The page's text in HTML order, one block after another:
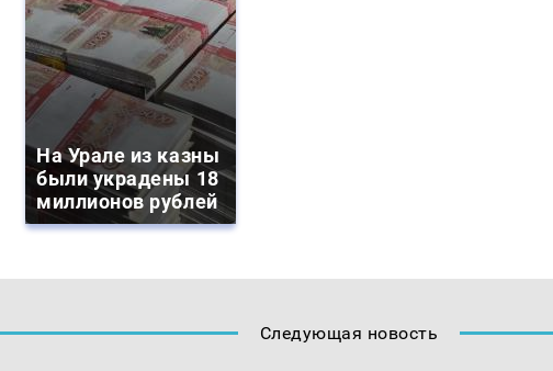
На Урале из казны
были украдены 18
миллионов рублей
Следующая новость